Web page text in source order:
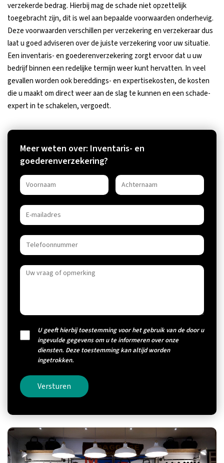
verzekerde bedrag. Hierbij mag de schade niet opzettelijk
toegebracht zijn, dit is wel aan bepaalde voorwaarden onderhevig.
Deze voorwaarden verschillen per verzekering en verzekeraar dus
laat u goed adviseren over de juiste verzekering voor uw situatie.
Een inventaris- en goederenverzekering zorgt ervoor dat u uw
bedrijf binnen een redelijke termijn weer kunt hervatten. In veel
gevallen worden ook bereddings- en expertisekosten, de kosten
die u maakt om direct weer aan de slag te kunnen en een schade-
expert in te schakelen, vergoedt.
Meer weten over: Inventaris- en
goederenverzekering?
U geeft hierbij toestemming voor het gebruik van de door u
ingevulde gegevens om u te informeren over onze
diensten. Deze toestemming kan altijd worden
ingetrokken.
Versturen